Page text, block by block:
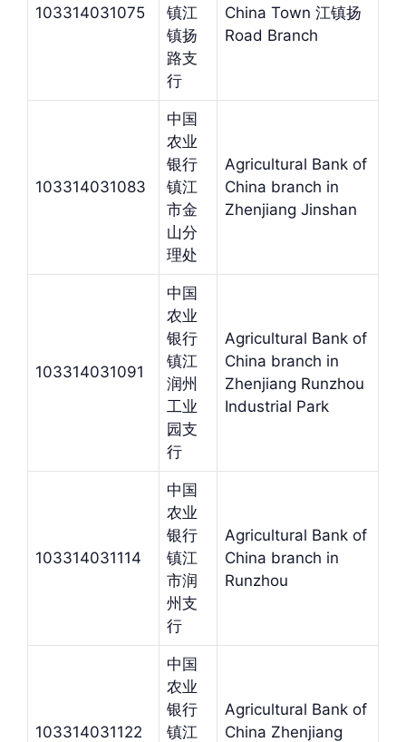
103314031075
镇江
镇扬
路支
行
China Town 江镇扬
Road Branch
103314031083
中国
农业
银行
镇江
市金
山分
理处
Agricultural Bank of
China branch in
Zhenjiang Jinshan
103314031091
中国
农业
银行
镇江
润州
工业
园支
行
Agricultural Bank of
China branch in
Zhenjiang Runzhou
Industrial Park
103314031114
中国
农业
银行
镇江
市润
州支
行
Agricultural Bank of
China branch in
Runzhou
103314031122
中国
农业
银行
镇江
Agricultural Bank of
China Zhenjiang